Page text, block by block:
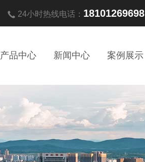
24小时热线电话： 18101269698
产品中心 新闻中心 案例展示